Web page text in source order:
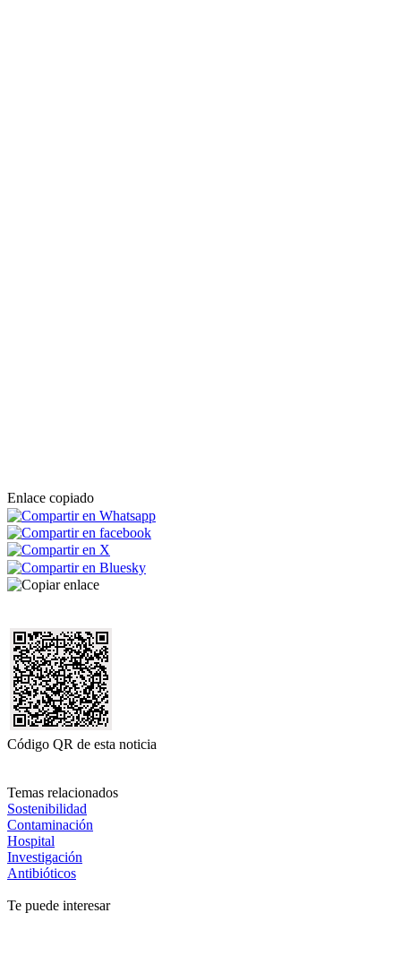
Enlace copiado
Código QR de esta noticia
Temas relacionados
Sostenibilidad
Contaminación
Hospital
Investigación
Antibióticos
Te puede interesar